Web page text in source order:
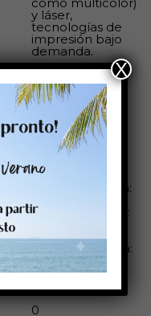
y láser,
tecnologías de
impresión bajo
demanda.
de -20 a + 80ºC
18 N/25mm
10 N/25mm
Éste rollo es
compatible con:
Colorwork: Sato:
VipColor:
SwifColor: Zebra:
Godex:
0
X